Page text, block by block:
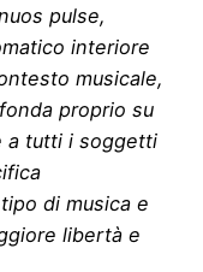
pulse,
interiore
musicale,
proprio su
a tutti i soggetti
di musica e
libertà e